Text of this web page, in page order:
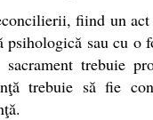
fiind un
sau cu o
trebuie
trebuie să fie